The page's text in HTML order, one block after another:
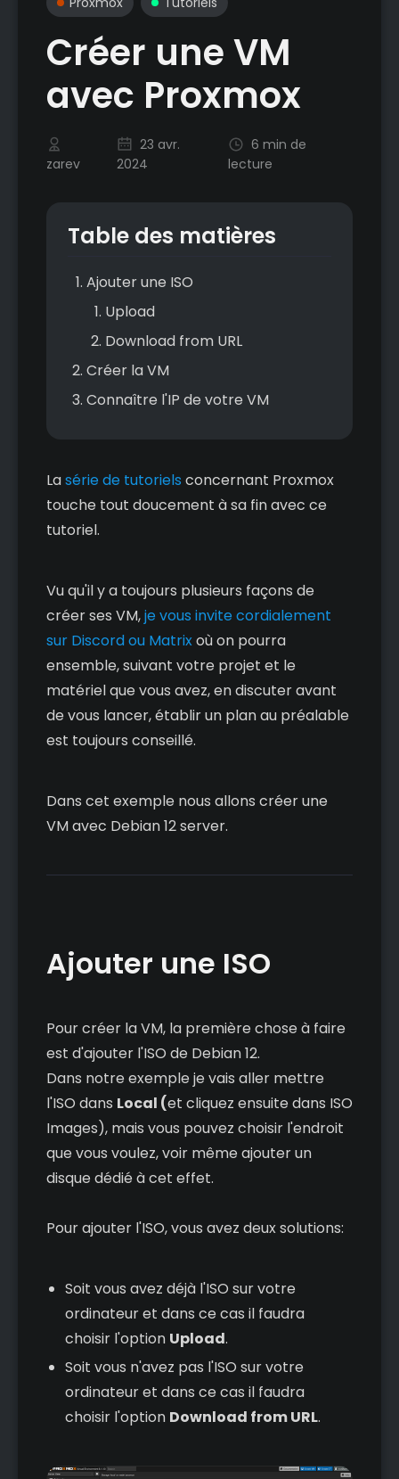
Créer une VM
avec Proxmox
zarev
23 avr.
2024
6 min de
lecture
Table des matières
Ajouter une ISO
Upload
Download from URL
Créer la VM
Connaître l'IP de votre VM
Lasérie de tutoriels concernant Proxmox
touche tout doucement à sa fin avec ce
tutoriel.
Vu qu'il y a toujours plusieurs façons de
créer ses VM,je vous invite cordialement
sur Discord ou Matrixoù on pourra
ensemble, suivant votre projet et le
matériel que vous avez, en discuter avant
de vous lancer, établir un plan au préalable
est toujours conseillé.
Dans cet exemple nous allons créer une
VM avec Debian 12 server.
Ajouter une ISO
Pour créer la VM, la première chose à faire
est d'ajouter l'ISO de Debian 12.
Dans notre exemple je vais aller mettre
l'ISO dans Local (et cliquez ensuite dans ISO
Images), mais vous pouvez choisir l'endroit
que vous voulez, voir même ajouter un
disque dédié à cet effet.
Pour ajouter l'ISO, vous avez deux solutions:
Soit vous avez déjà l'ISO sur votre
ordinateur et dans ce cas il faudra
choisir l'option Upload.
Soit vous n'avez pas l'ISO sur votre
ordinateur et dans ce cas il faudra
choisir l'option Download from URL.